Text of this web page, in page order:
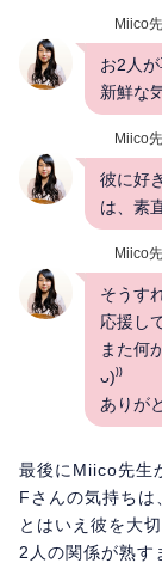
Miico
お2人
新鮮な
Miico
彼に好
は、素
Miico
そうす
応援し
また何
ᴗ)⁾⁾
ありが
最後にMiico先生
Fさんの気持ちは
とはいえ彼を大
2人の関係が熟す